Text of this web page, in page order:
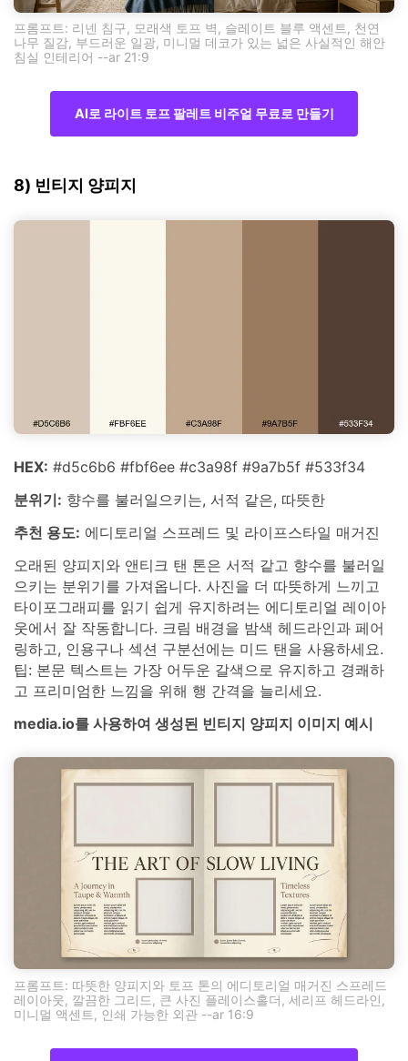
프롬프트: 리넨 침구, 모래색 토프 벽, 슬레이트 블루 액센트, 천연
나무 질감, 부드러운 일광, 미니멀 데코가 있는 넓은 사실적인 해안
침실 인테리어 --ar 21:9
AI로 라이트 토프 팔레트 비주얼 무료로 만들기
8) 빈티지 양피지
HEX: #d5c6b6 #fbf6ee #c3a98f #9a7b5f #533f34
분위기: 향수를 불러일으키는, 서적 같은, 따뜻한
추천 용도: 에디토리얼 스프레드 및 라이프스타일 매거진
오래된 양피지와 앤티크 탠 톤은 서적 같고 향수를 불러일
으키는 분위기를 가져옵니다. 사진을 더 따뜻하게 느끼고
타이포그래피를 읽기 쉽게 유지하려는 에디토리얼 레이아
웃에서 잘 작동합니다. 크림 배경을 밤색 헤드라인과 페어
링하고, 인용구나 섹션 구분선에는 미드 탠을 사용하세요.
팁: 본문 텍스트는 가장 어두운 갈색으로 유지하고 경쾌하
고 프리미엄한 느낌을 위해 행 간격을 늘리세요.
media.io를 사용하여 생성된 빈티지 양피지 이미지 예시
프롬프트: 따뜻한 양피지와 토프 톤의 에디토리얼 매거진 스프레드
레이아웃, 깔끔한 그리드, 큰 사진 플레이스홀더, 세리프 헤드라인,
미니멀 액센트, 인쇄 가능한 외관 --ar 16:9